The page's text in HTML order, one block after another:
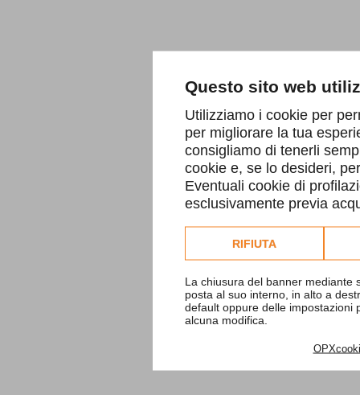
Questo sito web
Utilizziamo i cookie per
per migliorare la tua
consigliamo di tenerli
cookie e, se lo desideri,
Eventuali cookie di
esclusivamente previa
Consulta l'informativa
RIFIUTA
La chiusura del banner mediante
posta al suo interno, in alto a
default oppure delle impostazioni
alcuna modifica.